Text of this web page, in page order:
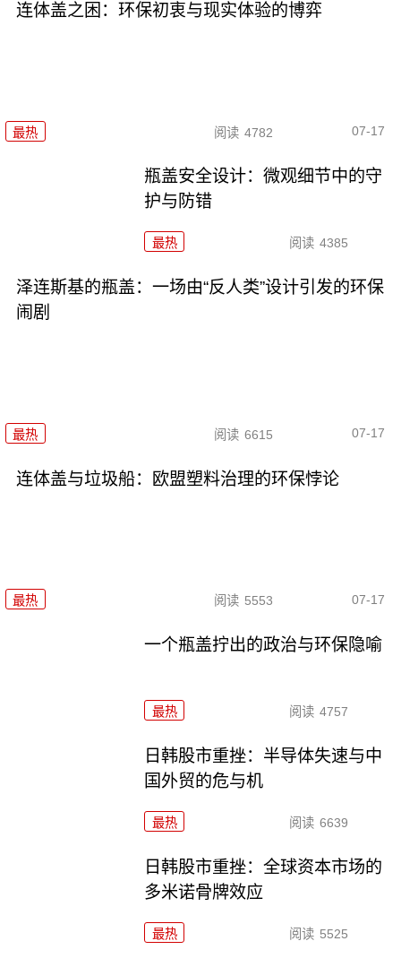
连体盖之困：环保初衷与现实体验的博弈
最热 阅读 4782 07-17
瓶盖安全设计：微观细节中的守
护与防错
最热 阅读 4385
泽连斯基的瓶盖：一场由“反人类”设计引发的环保
闹剧
最热 阅读 6615 07-17
连体盖与垃圾船：欧盟塑料治理的环保悖论
最热 阅读 5553 07-17
一个瓶盖拧出的政治与环保隐喻
最热 阅读 4757
日韩股市重挫：半导体失速与中
国外贸的危与机
最热 阅读 6639
日韩股市重挫：全球资本市场的
多米诺骨牌效应
最热 阅读 5525